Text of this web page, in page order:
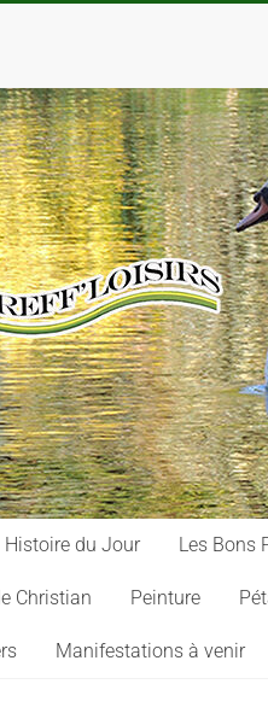
Histoire du Jour Les Bons
Christian Peinture
Manifestations à venir